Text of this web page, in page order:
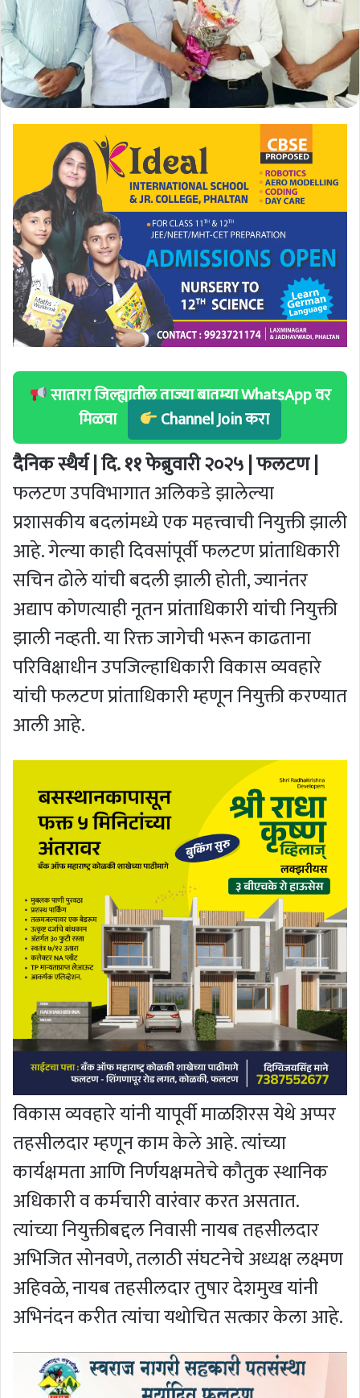
सातारा जिल्ह्यातील ताज्या बातम्या WhatsApp वर
मिळवा
Channel Join करा
दैनिक स्थैर्य | दि. ११ फेब्रुवारी २०२५ | फलटण |
फलटण उपविभागात अलिकडे झालेल्या
प्रशासकीय बदलांमध्ये एक महत्त्वाची नियुक्ती झाली
आहे. गेल्या काही दिवसांपूर्वी फलटण प्रांताधिकारी
सचिन ढोले यांची बदली झाली होती, ज्यानंतर
अद्याप कोणत्याही नूतन प्रांताधिकारी यांची नियुक्ती
झाली नव्हती. या रिक्त जागेची भरून काढताना
परिविक्षाधीन उपजिल्हाधिकारी विकास व्यवहारे
यांची फलटण प्रांताधिकारी म्हणून नियुक्ती करण्यात
आली आहे.
विकास व्यवहारे यांनी यापूर्वी माळशिरस येथे अप्पर
तहसीलदार म्हणून काम केले आहे. त्यांच्या
कार्यक्षमता आणि निर्णयक्षमतेचे कौतुक स्थानिक
अधिकारी व कर्मचारी वारंवार करत असतात.
त्यांच्या नियुक्तीबद्दल निवासी नायब तहसीलदार
अभिजित सोनवणे, तलाठी संघटनेचे अध्यक्ष लक्ष्मण
अहिवळे, नायब तहसीलदार तुषार देशमुख यांनी
अभिनंदन करीत त्यांचा यथोचित सत्कार केला आहे.